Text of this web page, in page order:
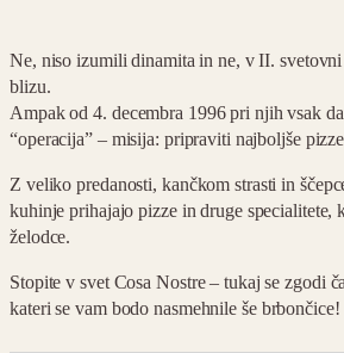
Ne, niso izumili dinamita in ne, v II.
blizu.
Ampak od 4. decembra 1996 pri njih vsak
“operacija” – misija: pripraviti najboljše
Z veliko predanosti, kančkom strasti in
kuhinje prihajajo pizze in druge specialitete,
želodce.
Stopite v svet Cosa Nostre – tukaj se zgodi
kateri se vam bodo nasmehnile še brbončice!